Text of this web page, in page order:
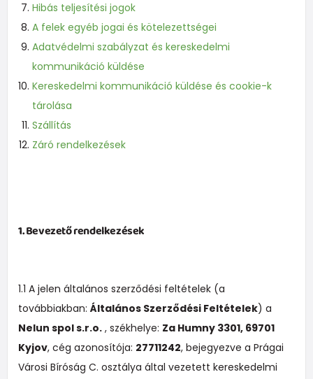
Hibás teljesítési jogok
A felek egyéb jogai és kötelezettségei
Adatvédelmi szabályzat és kereskedelmi
kommunikáció küldése
Kereskedelmi kommunikáció küldése és cookie-k
tárolása
Szállítás
Záró rendelkezések
1. Bevezető rendelkezések
1.1 A jelen általános szerződési feltételek (a
továbbiakban: Általános Szerződési Feltételek) a
Nelun spol s.r.o. , székhelye: Za Humny 3301, 69701
Kyjov, cég azonosítója: 27711242, bejegyezve a Prágai
Városi Bíróság C. osztálya által vezetett kereskedelmi